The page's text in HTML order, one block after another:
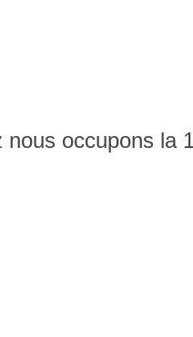
occupons la